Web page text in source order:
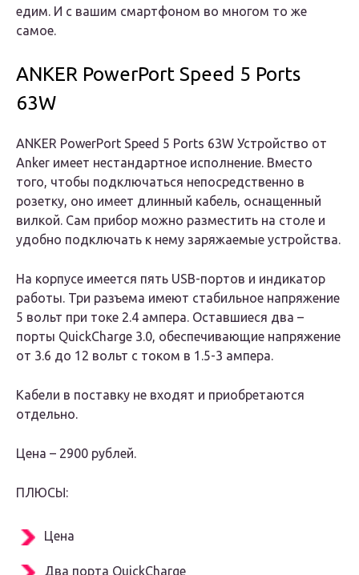
едим. И с вашим смартфоном во многом то же
самое.
ANKER PowerPort Speed 5 Ports
63W
ANKER PowerPort Speed 5 Ports 63W Устройство от
Anker имеет нестандартное исполнение. Вместо
того, чтобы подключаться непосредственно в
розетку, оно имеет длинный кабель, оснащенный
вилкой. Сам прибор можно разместить на столе и
удобно подключать к нему заряжаемые устройства.
На корпусе имеется пять USB-портов и индикатор
работы. Три разъема имеют стабильное напряжение
5 вольт при токе 2.4 ампера. Оставшиеся два –
порты QuickCharge 3.0, обеспечивающие напряжение
от 3.6 до 12 вольт с током в 1.5-3 ампера.
Кабели в поставку не входят и приобретаются
отдельно.
Цена – 2900 рублей.
ПЛЮСЫ:
Цена
Два порта QuickCharge